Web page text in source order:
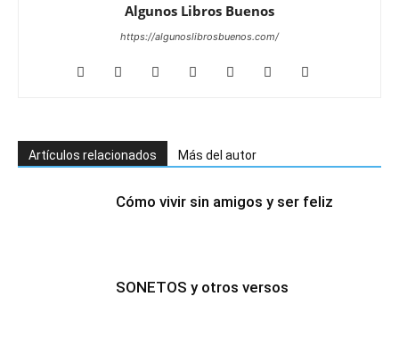
Algunos Libros Buenos
https://algunoslibrosbuenos.com/
Artículos relacionados Más del autor
Cómo vivir sin amigos y ser feliz
SONETOS y otros versos